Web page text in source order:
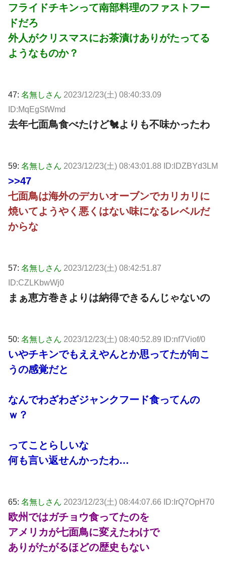
フライドチキンって南部料理のファストフー
ドだろ
外人がクリスマスにお茶漬けありがたってる
ようなものか？
47: 名無しさん 2023/12/23(土) 08:40:33.09
ID:MqEgStWmd
去年七面鳥食べたけど🐔よりも不味かったわ
59: 名無しさん 2023/12/23(土) 08:43:01.88 ID:lDZBYd3LM
>>47
七面鳥は海外のデカいオーブンでカリカリに
焼いてようやく悪くはない味になるレベルだ
からな
57: 名無しさん 2023/12/23(土) 08:42:51.87
ID:CZLKbwWj0
まぁ恵方巻きよりは納得できるんじゃないの
50: 名無しさん 2023/12/23(土) 08:40:52.89 ID:nf7Viof/0
いやチキンでもええやんとか思ってたが向こ
うの感覚だと
なんでわざわざジャンクフード食ってんの
ｗ？
ってことらしいな
何も言い返せんかったわ…
65: 名無しさん 2023/12/23(土) 08:44:07.66 ID:IrQ7OpH70
欧州ではガチョウ食ってたのを
アメリカが七面鳥に変えたわけで
ありがたがるほどの歴史もない